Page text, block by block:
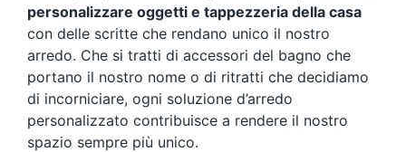
personalizzare oggetti e tappezzeria della casa
con delle scritte che rendano unico il nostro
arredo. Che si tratti di accessori del bagno che
portano il nostro nome o di ritratti che decidiamo
di incorniciare, ogni soluzione d’arredo
personalizzato contribuisce a rendere il nostro
spazio sempre più unico.